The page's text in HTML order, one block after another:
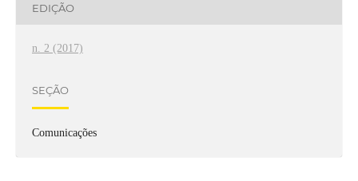
EDIÇÃO
n. 2 (2017)
SEÇÃO
Comunicações